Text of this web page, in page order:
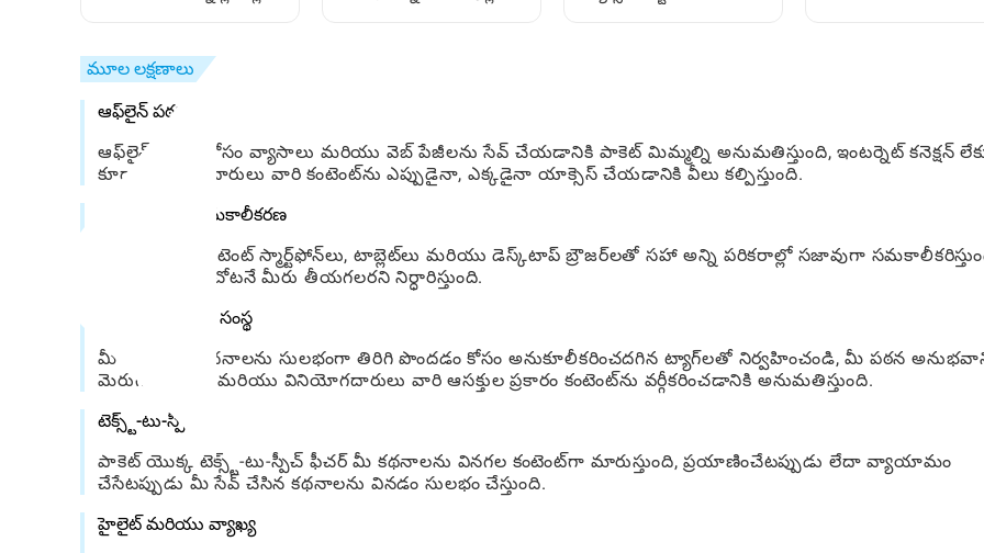
మూల లక్షణాలు
ఆఫ్‌లైన్ పఠనం
ఆఫ్‌లైన్ పఠనం కోసం వ్యాసాలు మరియు వెబ్ పేజీలను సేవ్ చేయడానికి పాకెట్ మిమ్మల్ని అనుమతిస్తుంది, ఇంటర్నెట్ కనెక్షన్
కూడా వినియోగదారులు వారి కంటెంట్‌ను ఎప్పుడైనా, ఎక్కడైనా యాక్సెస్ చేయడానికి వీలు కల్పిస్తుంది.
క్రాస్-ప్లాట్‌ఫాం సమకాలీకరణ
మీ సేవ్ చేసిన కంటెంట్ స్మార్ట్‌ఫోన్‌లు, టాబ్లెట్‌లు మరియు డెస్క్‌టాప్ బ్రౌజర్‌లతో సహా అన్ని పరికరాల్లో సజావుగా
మీరు ఆపివేసిన చోటనే మీరు తీయగలరని నిర్ధారిస్తుంది.
ట్యాగింగ్ మరియు సంస్థ
మీ సేవ్ చేసిన కథనాలను సులభంగా తిరిగి పొందడం కోసం అనుకూలీకరించదగిన ట్యాగ్‌లతో నిర్వహించండి, మీ పఠన
మెరుగుపరచడం మరియు వినియోగదారులు వారి ఆసక్తుల ప్రకారం కంటెంట్‌ను వర్గీకరించడానికి అనుమతిస్తుంది.
టెక్స్ట్-టు-స్పీచ్
పాకెట్ యొక్క టెక్స్ట్-టు-స్పీచ్ ఫీచర్ మీ కథనాలను వినగల కంటెంట్‌గా మారుస్తుంది, ప్రయాణించేటప్పుడు లేదా వ్యాయామం
చేసేటప్పుడు మీ సేవ్ చేసిన కథనాలను వినడం సులభం చేస్తుంది.
హైలైట్ మరియు వ్యాఖ్య